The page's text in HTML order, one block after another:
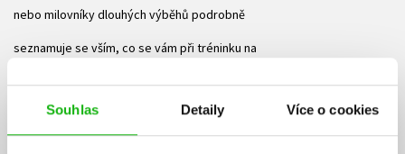
Souhlas Detaily Více o cookies
nebo milovníky dlouhých výběhů podrobně
seznamuje se vším, co se vám při tréninku na
extrémní výkon hodí. O kvalitě knihy svědčí mimo
jiné i skutečnost, že předmluvu ke knize napsal